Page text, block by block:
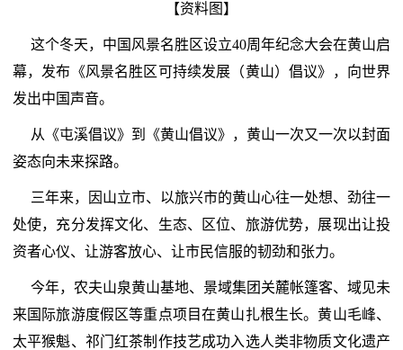
【资料图】
这个冬天，中国风景名胜区设立40周年纪念大会在黄山启
幕，发布《风景名胜区可持续发展（黄山）倡议》，向世界
发出中国声音。
从《屯溪倡议》到《黄山倡议》，黄山一次又一次以封面
姿态向未来探路。
三年来，因山立市、以旅兴市的黄山心往一处想、劲往一
处使，充分发挥文化、生态、区位、旅游优势，展现出让投
资者心仪、让游客放心、让市民信服的韧劲和张力。
今年，农夫山泉黄山基地、景域集团关麓帐篷客、域见未
来国际旅游度假区等重点项目在黄山扎根生长。黄山毛峰、
太平猴魁、祁门红茶制作技艺成功入选人类非物质文化遗产